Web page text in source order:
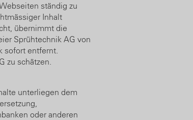
ständig zu
Inhalt
übernimmt die
Sprühtechnik AG von
sofort entfernt.
zu schätzen.
unterliegen dem
oder anderen